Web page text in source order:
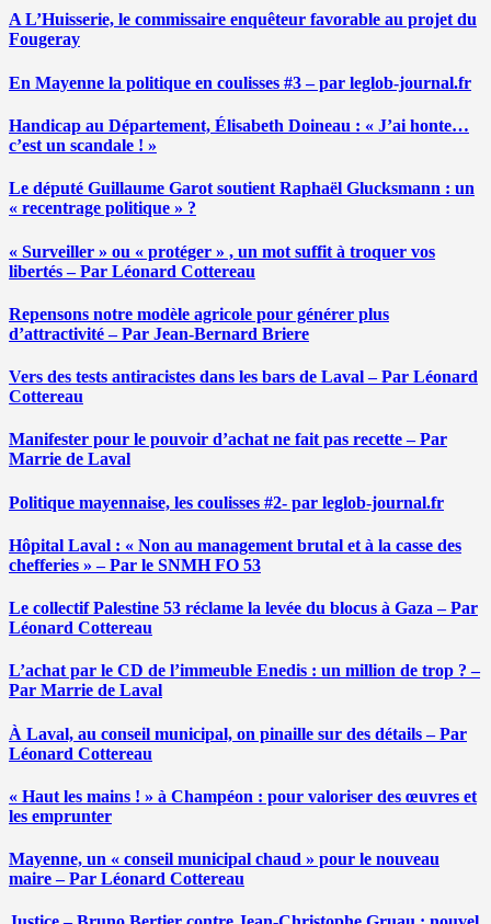
A L’Huisserie, le commissaire enquêteur favorable au projet du
Fougeray
En Mayenne la politique en coulisses #3 – par leglob-journal.fr
Handicap au Département, Élisabeth Doineau : « J’ai honte…
c’est un scandale ! »
Le député Guillaume Garot soutient Raphaël Glucksmann : un
« recentrage politique » ?
« Surveiller » ou « protéger » , un mot suffit à troquer vos
libertés – Par Léonard Cottereau
Repensons notre modèle agricole pour générer plus
d’attractivité – Par Jean-Bernard Briere
Vers des tests antiracistes dans les bars de Laval – Par Léonard
Cottereau
Manifester pour le pouvoir d’achat ne fait pas recette – Par
Marrie de Laval
Politique mayennaise, les coulisses #2- par leglob-journal.fr
Hôpital Laval : « Non au management brutal et à la casse des
chefferies » – Par le SNMH FO 53
Le collectif Palestine 53 réclame la levée du blocus à Gaza – Par
Léonard Cottereau
L’achat par le CD de l’immeuble Enedis : un million de trop ? –
Par Marrie de Laval
À Laval, au conseil municipal, on pinaille sur des détails – Par
Léonard Cottereau
« Haut les mains ! » à Champéon : pour valoriser des œuvres et
les emprunter
Mayenne, un « conseil municipal chaud » pour le nouveau
maire – Par Léonard Cottereau